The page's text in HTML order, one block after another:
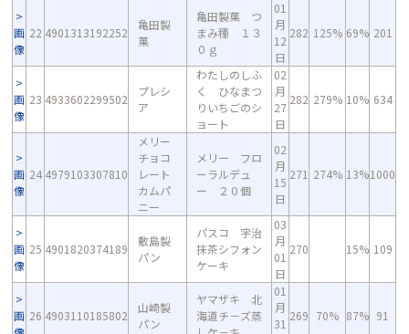
画
像
22 4901313192252
亀田製
菓
亀田製菓 つ
まみ種 １３
０ｇ
01
月
12
日
282 125% 69% 201
画
像
23 4933602299502
プレシ
ア
わたしのしふ
く ひなまつ
りいちごのシ
ョート
02
月
27
日
282 279% 10% 634
画
像
24 4979103307810
メリー
チョコ
レート
カムパ
ニー
メリー フロ
ーラルデュ
ー ２０個
02
月
15
日
271 274% 13%1000
画
像
25 4901820374189
敷島製
パン
パスコ 宇治
抹茶シフォン
ケーキ
03
月
01
日
270 15% 109
画 26 4903110185802
山崎製
パン
ヤマザキ 北
海道チ－ズ蒸
01
月
31
269 70% 87% 91